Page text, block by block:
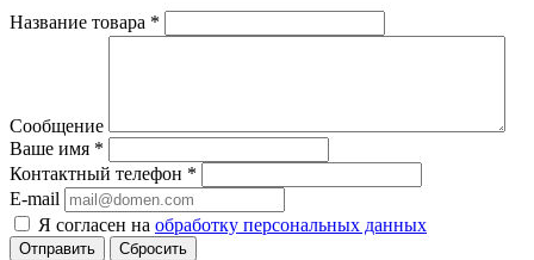
Название товара *
Сообщение
Ваше имя *
Контактный телефон *
E-mail
Я согласен на обработку персональных данных
Сбросить